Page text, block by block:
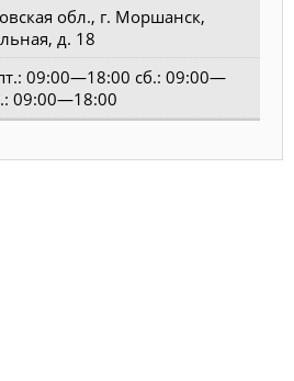
обл., г. Моршанск,
д. 18
09:00—18:00 сб.: 09:00—
09:00—18:00